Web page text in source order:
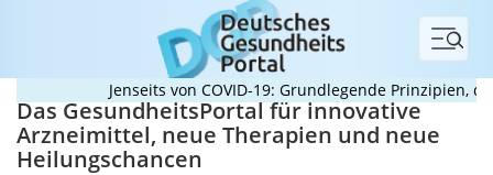
Menü
Jenseits von COVID-19: Grundlegende Prinzipien, die
Das GesundheitsPortal für innovative
Arzneimittel, neue Therapien und neue
Heilungschancen